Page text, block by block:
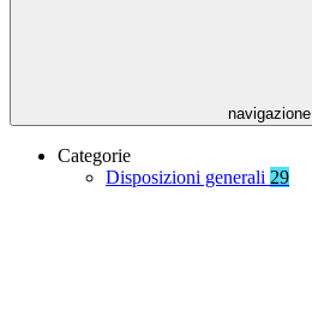
navigazione
Categorie
Disposizioni generali 29